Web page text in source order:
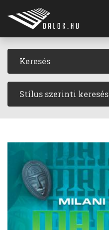
Stílus szerinti keresés